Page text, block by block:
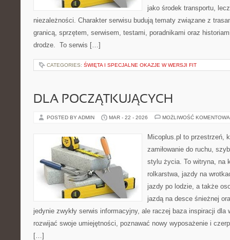
jako środek transportu,
niezależności. Charakter serwisu budują tematy związane z
granicą, sprzętem, serwisem, testami, poradnikami oraz
drodze. To serwis […]
CATEGORIES: ŚWIĘTA I SPECJALNE OKAZJE W WERSJI FIT
DLA POCZĄTKUJĄCYCH
POSTED BY ADMIN MAR - 22 - 2026 MOŻLIWOŚĆ
Micoplus.pl to przestrzeń,
zamiłowanie do ruchu,
stylu życia. To witryna, na
rolkarstwa, jazdy na
jazdy po lodzie, a także
jazdą na desce śnieżnej
jedynie zwykły serwis informacyjny, ale raczej baza inspiracji
rozwijać swoje umiejętności, poznawać nowy wyposażenie i
[…]